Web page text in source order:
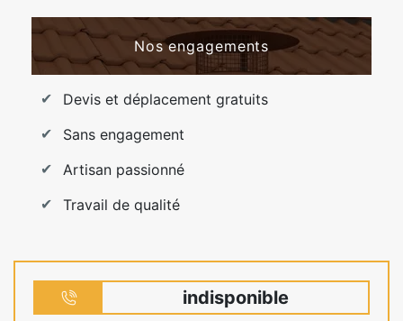
Nos engagements
Devis et déplacement gratuits
Sans engagement
Artisan passionné
Travail de qualité
indisponible